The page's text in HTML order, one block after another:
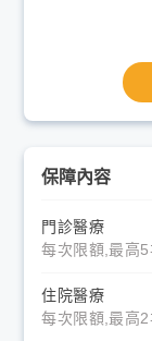
保障內容
門診醫療
每次限額,最高5
住院醫療
每次限額,最高2